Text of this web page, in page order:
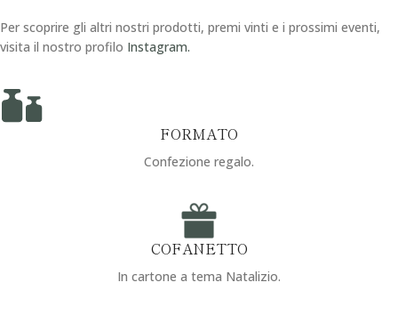
Per scoprire gli altri nostri prodotti, premi vinti e i prossimi eventi,
visita il nostro profilo Instagram.
FORMATO
Confezione regalo.
COFANETTO
In cartone a tema Natalizio.